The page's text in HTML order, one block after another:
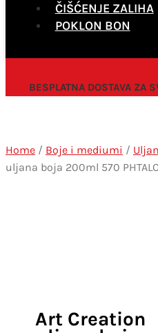
ČIŠĆENJE ZALIHA
POKLON BON
BESPLATNA DOSTAVA ZA
Home / Boje i mediumi /
uljana boja 200ml 570
Art Creation